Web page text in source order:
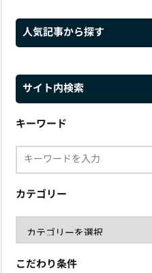
人気記事から探す
サイト内検索
キーワード
カテゴリー
こだわり条件